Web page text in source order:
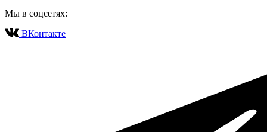
Мы в соцсетях:
ВКонтакте